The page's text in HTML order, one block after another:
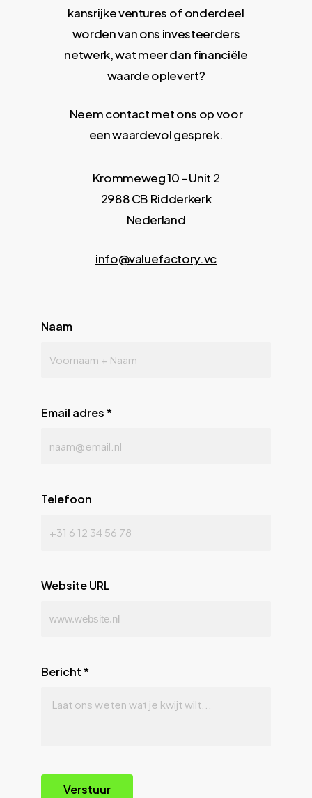
kansrijke ventures of onderdeel
worden van ons investeerders
netwerk, wat meer dan financiële
waarde oplevert?
Neem contact met ons op voor
een waardevol gesprek.
Krommeweg 10 – Unit 2
2988 CB Ridderkerk
Nederland
info@valuefactory.vc
Naam
Email adres*
Telefoon
Website URL
Bericht*
Verstuur